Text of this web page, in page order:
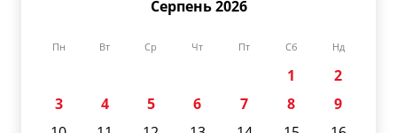
Серпень 2026
Пн Вт Ср Чт Пт Сб Нд
1
2
3
4 5 6 7 8
9